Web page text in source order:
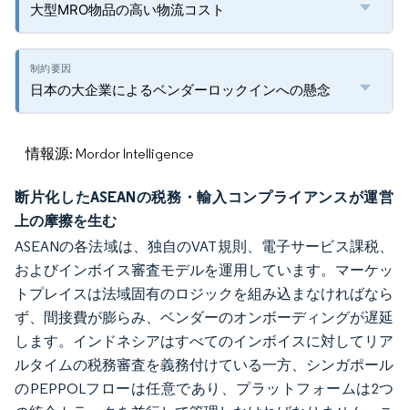
大型MRO物品の高い物流コスト
日本の大企業によるベンダーロックインへの懸念
情報源: Mordor Intelligence
断片化したASEANの税務・輸入コンプライアンスが運営
上の摩擦を生む
ASEANの各法域は、独自のVAT規則、電子サービス課税、
およびインボイス審査モデルを運用しています。マーケッ
トプレイスは法域固有のロジックを組み込まなければなら
ず、間接費が膨らみ、ベンダーのオンボーディングが遅延
します。インドネシアはすべてのインボイスに対してリア
ルタイムの税務審査を義務付けている一方、シンガポール
のPEPPOLフローは任意であり、プラットフォームは2つ